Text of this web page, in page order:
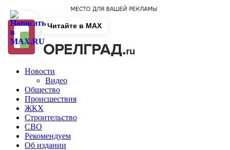
Новости
Видео
Общество
Происшествия
ЖКХ
Строительство
СВО
Рекомендуем
Об издании
Читайте в MAX